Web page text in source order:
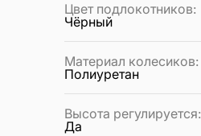
Цвет подлокотников:
Чёрный
Материал колесиков:
Полиуретан
Высота регулируется:
Да